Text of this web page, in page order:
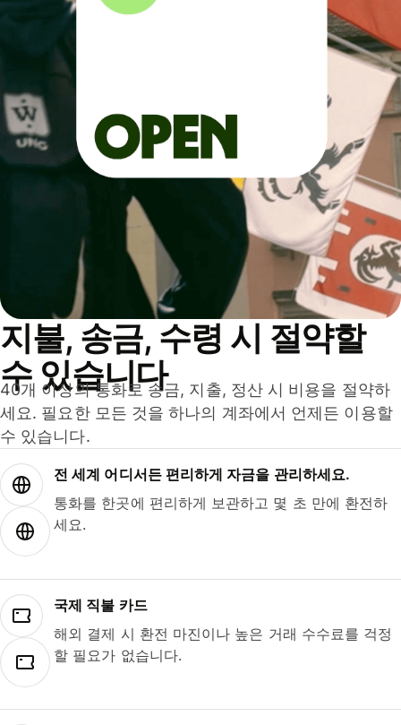
지불, 송금, 수령 시 절약할
수 있습니다
40개 이상의 통화로 송금, 지출, 정산 시 비용을 절약하
세요. 필요한 모든 것을 하나의 계좌에서 언제든 이용할
수 있습니다.
전 세계 어디서든 편리하게 자금을 관리하세요.
통화를 한곳에 편리하게 보관하고 몇 초 만에 환전하
세요.
국제 직불 카드
해외 결제 시 환전 마진이나 높은 거래 수수료를 걱정
할 필요가 없습니다.